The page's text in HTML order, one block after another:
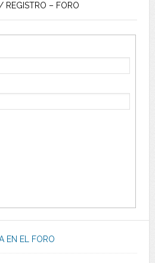
REGISTRO – FORO
EN EL FORO